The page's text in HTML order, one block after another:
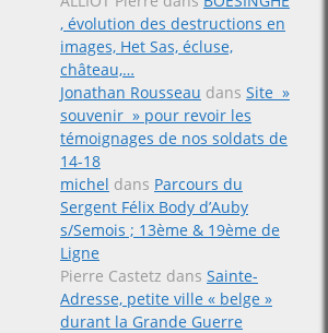
, évolution des destructions en
images, Het Sas, écluse,
château,…
Jonathan Rousseau dans Site »
souvenir » pour revoir les
témoignages de nos soldats de
14-18
michel dans Parcours du
Sergent Félix Body d’Auby
s/Semois ; 13ème & 19ème de
Ligne
Pierre Castetz dans Sainte-
Adresse, petite ville « belge »
durant la Grande Guerre